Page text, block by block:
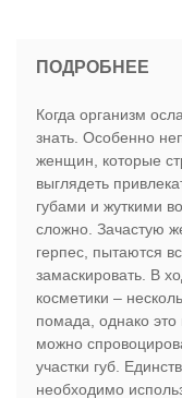
ПОДРОБНЕЕ
Когда организм
знать. Особенно
женщин, которые
выглядеть
губами и жуткими
сложно. Зачастую
герпес, пытаются
замаскировать. В
косметики –
помада, однако
можно
участки губ.
необходимо